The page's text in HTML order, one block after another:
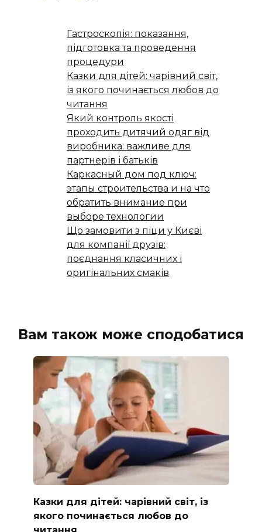
Гастроскопія: показання,
підготовка та проведення
процедури
Казки для дітей: чарівний світ,
із якого починається любов до
читання
Який контроль якості
проходить дитячий одяг від
виробника: важливе для
партнерів і батьків
Каркасный дом под ключ:
этапы строительства и на что
обратить внимание при
выборе технологии
Що замовити з піци у Києві
для компанії друзів:
поєднання класичних і
оригінальних смаків
Вам також може сподобатися
Казки для дітей: чарівний світ, із
якого починається любов до
читання